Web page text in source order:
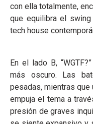
con ella totalmente,
que equilibra el
tech house
En el lado B,
más oscuro. Las
pesadas, mientras que
empuja el tema a
presión de graves